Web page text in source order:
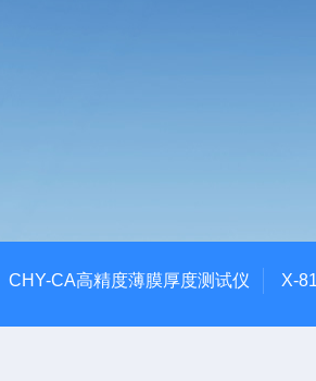
CHY-CA高精度薄膜厚度测试仪 X-